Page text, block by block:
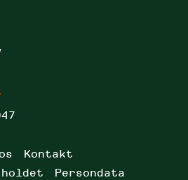
Kontakt
Persondata